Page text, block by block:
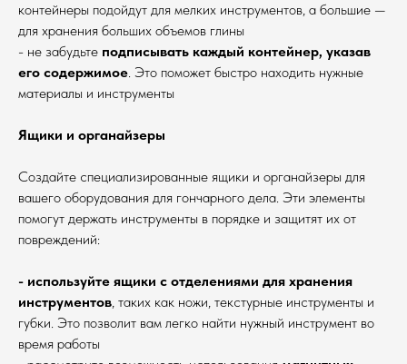
контейнеры подойдут для мелких инструментов, а большие —
для хранения больших объемов глины
- не забудьте подписывать каждый контейнер, указав
его содержимое. Это поможет быстро находить нужные
материалы и инструменты
Ящики и органайзеры
Создайте специализированные ящики и органайзеры для
вашего оборудования для гончарного дела. Эти элементы
помогут держать инструменты в порядке и защитят их от
повреждений:
- используйте ящики с отделениями для хранения
инструментов, таких как ножи, текстурные инструменты и
губки. Это позволит вам легко найти нужный инструмент во
время работы